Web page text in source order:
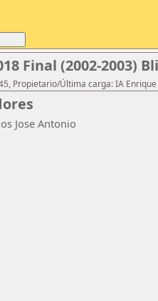
Final (2002-2003)
Propietario/Última carga: IA
Jose Antonio